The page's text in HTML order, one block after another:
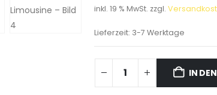
inkl. 19 % MwSt. zzgl.
Lieferzeit: 3-7 Werktage
IN